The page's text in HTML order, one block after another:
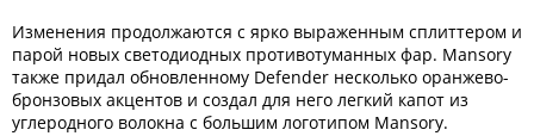
Изменения продолжаются с ярко выраженным сплиттером и
парой новых светодиодных противотуманных фар. Mansory
также придал обновленному Defender несколько оранжево-
бронзовых акцентов и создал для него легкий капот из
углеродного волокна с большим логотипом Mansory.